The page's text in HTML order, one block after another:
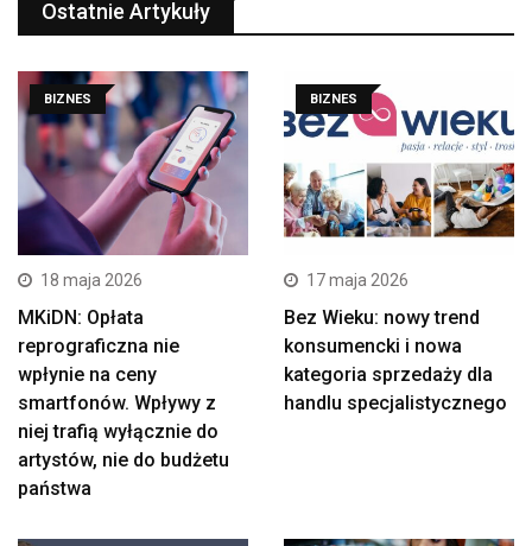
Ostatnie Artykuły
BIZNES
18 maja 2026
MKiDN: Opłata
reprograficzna nie
wpłynie na ceny
smartfonów. Wpływy z
niej trafią wyłącznie do
artystów, nie do budżetu
państwa
BIZNES
17 maja 2026
Bez Wieku: nowy trend
konsumencki i nowa
kategoria sprzedaży dla
handlu specjalistycznego